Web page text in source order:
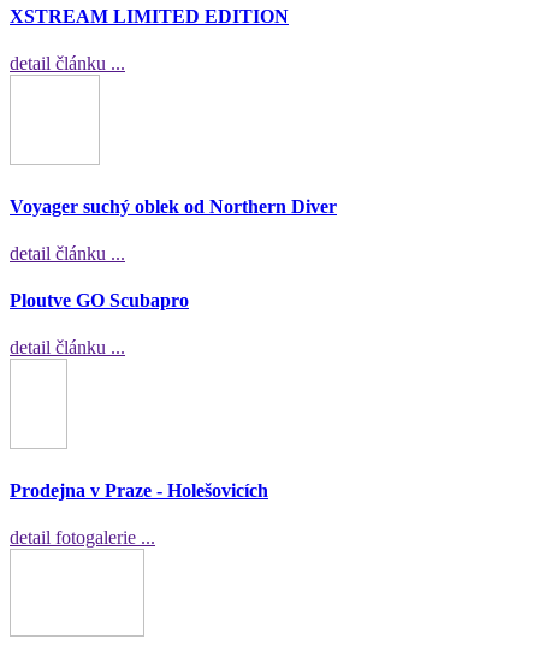
XSTREAM LIMITED EDITION
detail článku ...
Voyager suchý oblek od Northern Diver
detail článku ...
Ploutve GO Scubapro
detail článku ...
Prodejna v Praze - Holešovicích
detail fotogalerie ...